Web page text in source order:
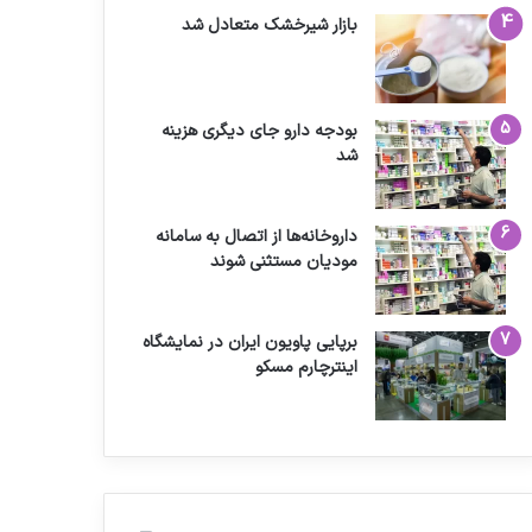
بازار شیرخشک متعادل شد
بودجه دارو جای دیگری هزینه
شد
داروخانه‌ها از اتصال به سامانه
مودیان مستثنی شوند
برپایی پاویون ایران در نمایشگاه
اینترچارم مسکو